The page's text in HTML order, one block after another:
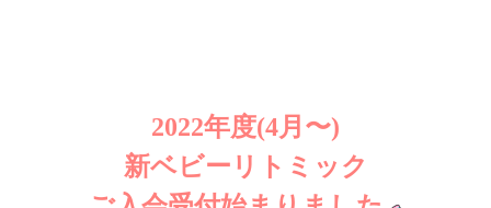
2022年度(4月〜)
新ベビーリトミック